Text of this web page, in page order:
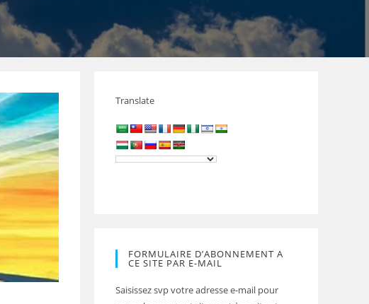
Translate
FORMULAIRE D’ABONNEMENT A
CE SITE PAR E-MAIL
Saisissez svp votre adresse e-mail pour